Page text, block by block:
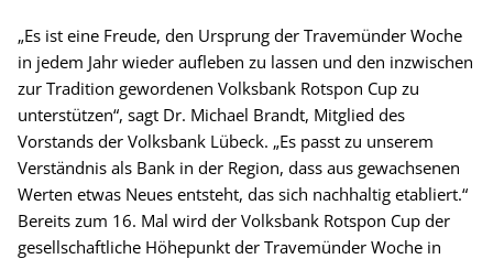
„Es ist eine Freude, den Ursprung der Travemünder Woche
in jedem Jahr wieder aufleben zu lassen und den inzwischen
zur Tradition gewordenen Volksbank Rotspon Cup zu
unterstützen“, sagt Dr. Michael Brandt, Mitglied des
Vorstands der Volksbank Lübeck. „Es passt zu unserem
Verständnis als Bank in der Region, dass aus gewachsenen
Werten etwas Neues entsteht, das sich nachhaltig etabliert.“
Bereits zum 16. Mal wird der Volksbank Rotspon Cup der
gesellschaftliche Höhepunkt der Travemünder Woche in